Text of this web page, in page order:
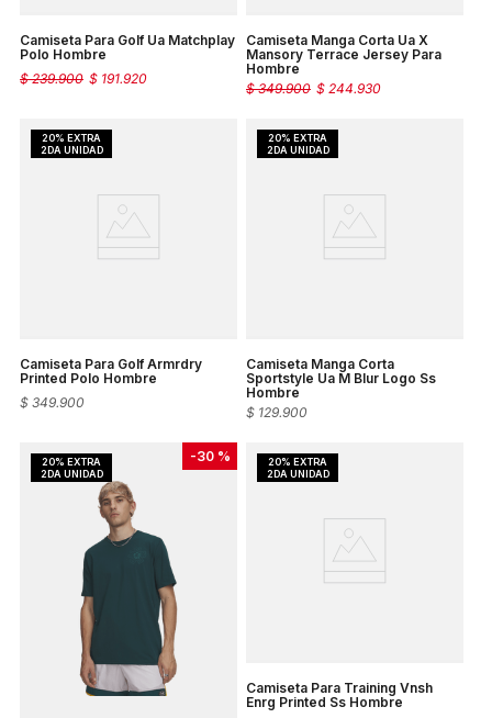
Camiseta Para Golf Ua Matchplay
Polo Hombre
$ 191.920
$ 239.900
Camiseta Manga Corta Ua X
Mansory Terrace Jersey Para
Hombre
$ 244.930
$ 349.900
Camiseta Para Golf Armrdry
Printed Polo Hombre
$ 349.900
Camiseta Manga Corta
Sportstyle Ua M Blur Logo Ss
Hombre
$ 129.900
-30 %
Camiseta Para Training Vnsh
Enrg Printed Ss Hombre